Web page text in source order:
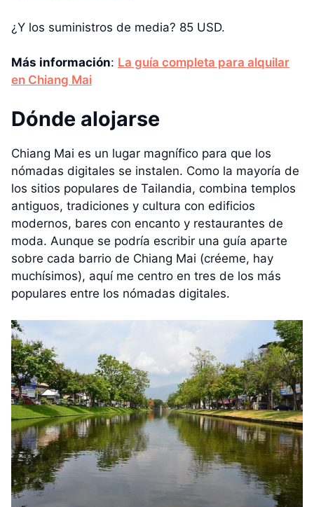
¿Y los suministros de media? 85 USD.
Más información: La guía completa para alquilar
en Chiang Mai
Dónde alojarse
Chiang Mai es un lugar magnífico para que los
nómadas digitales se instalen. Como la mayoría de
los sitios populares de Tailandia, combina templos
antiguos, tradiciones y cultura con edificios
modernos, bares con encanto y restaurantes de
moda. Aunque se podría escribir una guía aparte
sobre cada barrio de Chiang Mai (créeme, hay
muchísimos), aquí me centro en tres de los más
populares entre los nómadas digitales.